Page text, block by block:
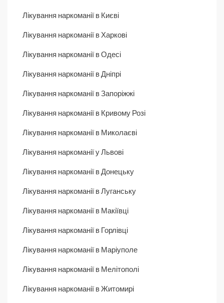
Лікування наркоманії в Києві
Лікування наркоманії в Харкові
Лікування наркоманії в Одесі
Лікування наркоманії в Дніпрі
Лікування наркоманії в Запоріжжі
Лікування наркоманії в Кривому Розі
Лікування наркоманії в Миколаєві
Лікування наркоманії у Львові
Лікування наркоманії в Донецьку
Лікування наркоманії в Луганську
Лікування наркоманії в Макіївці
Лікування наркоманії в Горлівці
Лікування наркоманії в Маріуполе
Лікування наркоманії в Мелітополі
Лікування наркоманії в Житомирі